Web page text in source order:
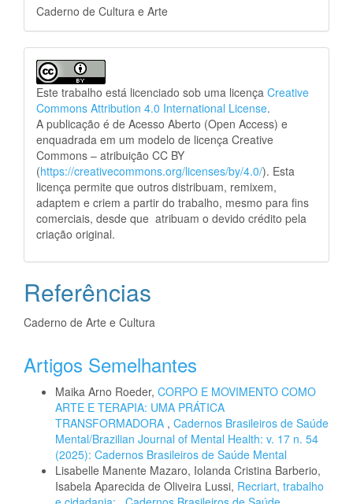
Caderno de Cultura e Arte
Este trabalho está licenciado sob uma licença Creative
Commons Attribution 4.0 International License.
A publicação é de Acesso Aberto (Open Access) e
enquadrada em um modelo de licença Creative
Commons – atribuição CC BY
(https://creativecommons.org/licenses/by/4.0/). Esta
licença permite que outros distribuam, remixem,
adaptem e criem a partir do trabalho, mesmo para fins
comerciais, desde que atribuam o devido crédito pela
criação original.
Referências
Caderno de Arte e Cultura
Artigos Semelhantes
Maika Arno Roeder, CORPO E MOVIMENTO COMO
ARTE E TERAPIA: UMA PRÁTICA
TRANSFORMADORA , Cadernos Brasileiros de Saúde
Mental/Brazilian Journal of Mental Health: v. 17 n. 54
(2025): Cadernos Brasileiros de Saúde Mental
Lisabelle Manente Mazaro, Iolanda Cristina Barberio,
Isabela Aparecida de Oliveira Lussi, Recriart, trabalho